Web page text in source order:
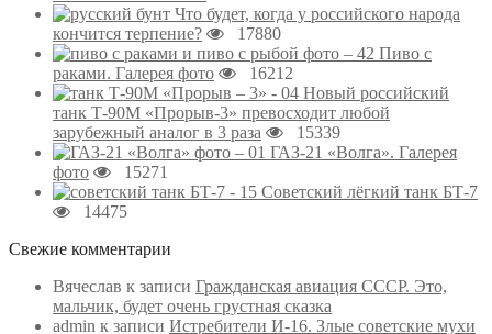
Что будет, когда у российского народа
кончится терпение?
17880
Пиво с
раками. Галерея фото
16212
Новый российский
танк Т-90М «Прорыв-3» превосходит любой
зарубежный аналог в 3 раза
15339
ГАЗ-21 «Волга». Галерея
фото
15271
Советский лёгкий танк БТ-7
14475
Свежие комментарии
Вячеслав к записи Гражданская авиация СССР. Это,
мальчик, будет очень грустная сказка
admin к записи Истребители И-16. Злые советские мухи